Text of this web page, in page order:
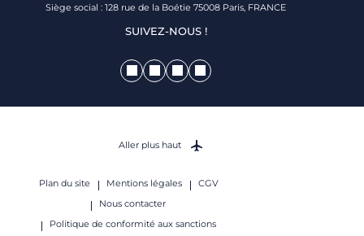
Siège social : 128 rue de la Boétie 75008 Paris, FRANCE
SUIVEZ-NOUS !
Plan du site Mentions légales
CGV
Nous contacter
Politique de conformité aux sanctions
Aller plus haut